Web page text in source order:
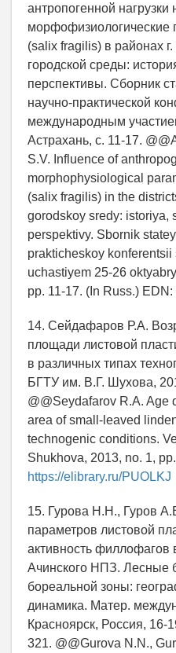
антропогенной нагрузки
морфофизиологические
(salix fragilis) в районах
городской среды:
перспективы. Cборник
научно-практической
международным
Астрахань, c. 11-17.
S.V. Influence of
morphophysiological
(salix fragilis) in the
gorodskoy sredy: istoriya,
perspektivy. Sbornik
prakticheskoy
uchastiyem 25-26
pp. 11-17. (In Russ.) EDN:
14. Сейдафаров Р.А.
площади листовой
в различных типах
БГТУ им. В.Г. Шухова,
@@Seydafarov R.A. Age
area of small-leaved
technogenic conditions.
Shukhova, 2013, no. 1,
https://elibrary.ru/PUOLKJ
15. Гурова Н.Н., Гуров
параметров листовой
активность филлофагов
Ачинского НПЗ. Лесные
бореальной зоны:
динамика. Матер.
Красноярск, Россия, 16-
321. @@Gurova N.N.,